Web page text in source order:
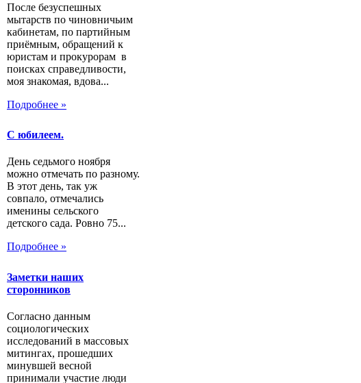
После безуспешных
мытарств по чиновничьим
кабинетам, по партийным
приёмным, обращений к
юристам и прокурорам в
поисках справедливости,
моя знакомая, вдова...
Подробнее »
С юбилеем.
День седьмого ноября
можно отмечать по разному.
В этот день, так уж
совпало, отмечались
именины сельского
детского сада. Ровно 75...
Подробнее »
Заметки наших
сторонников
Согласно данным
социологических
исследований в массовых
митингах, прошедших
минувшей весной
принимали участие люди